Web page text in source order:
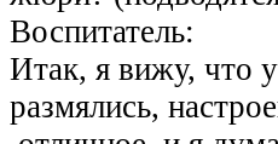
Воспитатель:
Итак, я вижу, что
размялись,